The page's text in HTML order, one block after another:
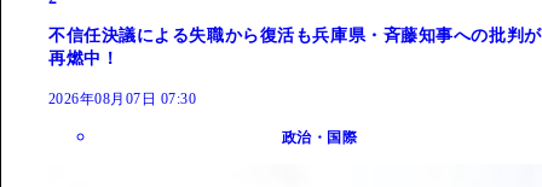
不信任決議による失職から復活も兵庫県・斉藤知事への批判が
再燃中！
2026年08月07日 07:30
政治・国際